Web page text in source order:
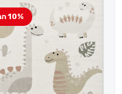
10% הנחה